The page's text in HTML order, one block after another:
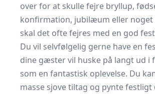
over for at skulle fejre bryllup,
konfirmation, jubilæum eller noget
skal det ofte fejres med en god
Du vil selvfølgelig gerne have en
dine gæster vil huske på langt ud i
som en fantastisk oplevelse. Du
masse sjove tiltag og pynte festligt